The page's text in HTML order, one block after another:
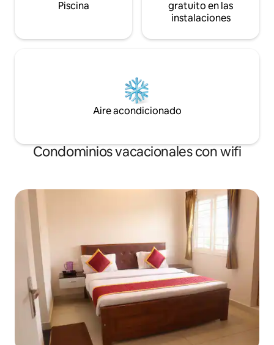
Piscina
gratuito en las
instalaciones
Aire acondicionado
Condominios vacacionales con wifi